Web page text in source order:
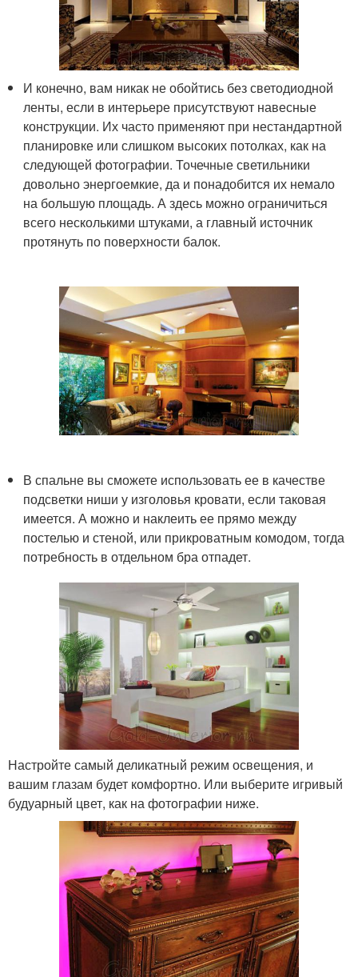
И конечно, вам никак не обойтись без светодиодной
ленты, если в интерьере присутствуют навесные
конструкции. Их часто применяют при нестандартной
планировке или слишком высоких потолках, как на
следующей фотографии. Точечные светильники
довольно энергоемкие, да и понадобится их немало
на большую площадь. А здесь можно ограничиться
всего несколькими штуками, а главный источник
протянуть по поверхности балок.
В спальне вы сможете использовать ее в качестве
подсветки ниши у изголовья кровати, если таковая
имеется. А можно и наклеить ее прямо между
постелью и стеной, или прикроватным комодом, тогда
потребность в отдельном бра отпадет.
Настройте самый деликатный режим освещения, и
вашим глазам будет комфортно. Или выберите игривый
будуарный цвет, как на фотографии ниже.